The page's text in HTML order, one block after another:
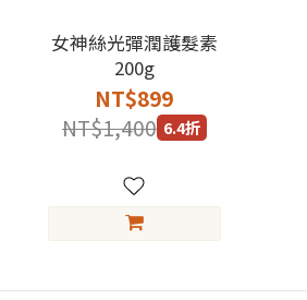
女神絲光彈潤護髮素
200g
NT$899
NT$1,400 6.4折